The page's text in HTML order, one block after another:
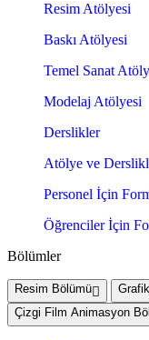
Resim Atölyesi
Baskı Atölyesi
Temel Sanat
Modelaj Atölyesi
Derslikler
Atölye ve
Personel İçin
Öğrenciler İçin
Bölümler
Resim Bölümü
Çizgi Film Animasyon